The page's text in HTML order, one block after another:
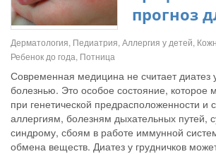
прогноз
Дерматология, Педиатрия, Аллергия у детей,
Ребенок до года, Потница
Современная медицина не считает диатез
болезнью. Это особое состояние, которое
при генетической предрасположенности и
аллергиям, болезням дыхательных путей,
синдрому, сбоям в работе иммунной
обмена веществ. Диатез у грудничков